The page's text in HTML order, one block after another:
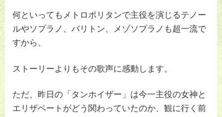
何といってもメトロポリタンで主役を演じるテノー
ルやソプラノ、バリトン、メゾソプラノも超一流で
すから、
ストーリーよりもその歌声に感動します。
ただ、昨日の「タンホイザー」は今一主役の女神と
エリザベートがどう関わっていたのか、観に行く前